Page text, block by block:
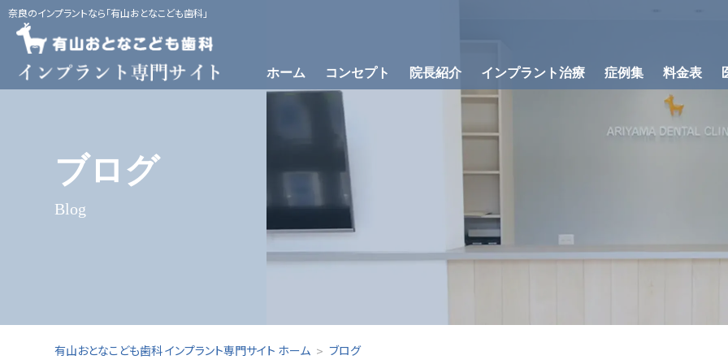
奈良のインプラントなら「有山おとなこども歯科」
ホーム コンセプト 院長紹介 インプラント治療
インプラント治療とは インプラント治療の流れ
症例集 料金表
ブログ
Blog
有山おとなこども歯科 インプラント専門サイト ホーム ブログ